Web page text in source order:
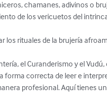
chamanes, adivinos o
de los vericuetos del
rituales de la brujería
el Curanderismo y el
correcta de leer e
profesional. Aquí tienes